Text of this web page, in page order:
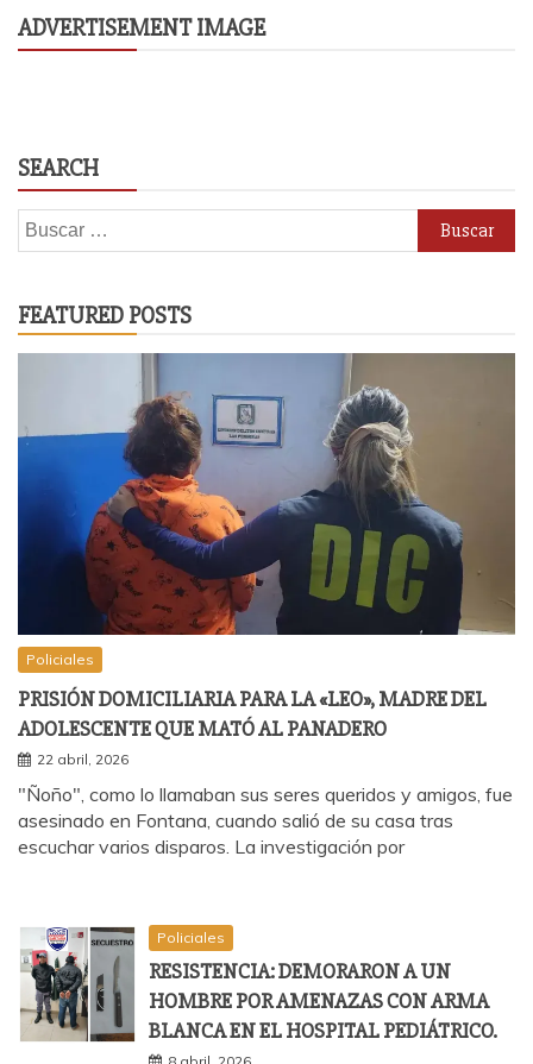
ADVERTISEMENT IMAGE
SEARCH
Buscar:
FEATURED POSTS
Policiales
PRISIÓN DOMICILIARIA PARA LA «LEO», MADRE DEL
ADOLESCENTE QUE MATÓ AL PANADERO
22 abril, 2026
"Ñoño", como lo llamaban sus seres queridos y amigos, fue
asesinado en Fontana, cuando salió de su casa tras
escuchar varios disparos. La investigación por
Policiales
RESISTENCIA: DEMORARON A UN
HOMBRE POR AMENAZAS CON ARMA
BLANCA EN EL HOSPITAL PEDIÁTRICO.